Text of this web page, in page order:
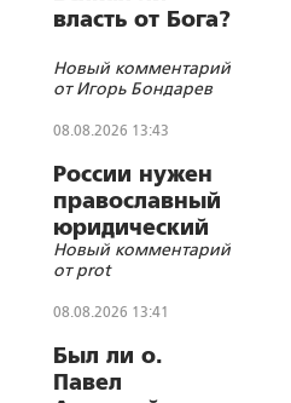
власть от Бога?
Новый комментарий
от Игорь Бондарев
08.08.2026 13:43
России нужен
православный
юридический
СОБР
Новый комментарий
от prot
08.08.2026 13:41
Был ли о.
Павел